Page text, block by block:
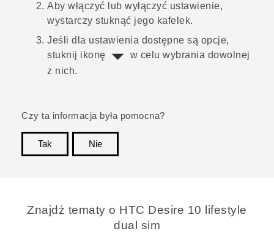
Aby włączyć lub wyłączyć ustawienie,
wystarczy stuknąć jego kafelek.
Jeśli dla ustawienia dostępne są opcje,
stuknij ikonę
w celu wybrania dowolnej
z nich.
Czy ta informacja była pomocna?
Tak
Nie
Znajdż tematy o HTC Desire 10 lifestyle
dual sim